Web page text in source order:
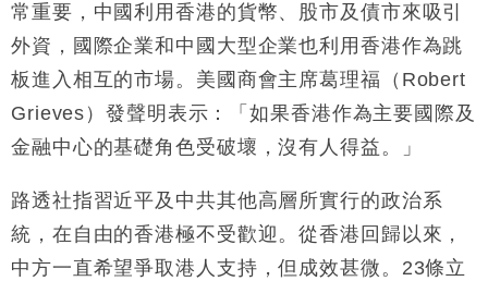
常重要，中國利用香港的貨幣、股市及債市來吸引
外資，國際企業和中國大型企業也利用香港作為跳
板進入相互的市場。美國商會主席葛理福（Robert
Grieves）發聲明表示：「如果香港作為主要國際及
金融中心的基礎角色受破壞，沒有人得益。」
路透社指習近平及中共其他高層所實行的政治系
統，在自由的香港極不受歡迎。從香港回歸以來，
中方一直希望爭取港人支持，但成效甚微。23條立